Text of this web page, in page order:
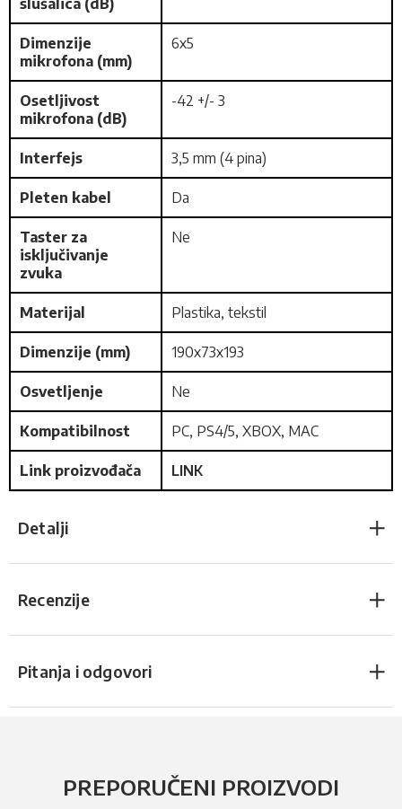
Dimenzije
mikrofona (mm)
6x5
Osetljivost
mikrofona (dB)
-42 +/- 3
Interfejs 3,5 mm (4 pina)
Pleten kabel Da
Taster za
isključivanje
zvuka
Ne
Materijal Plastika, tekstil
Dimenzije (mm) 190x73x193
Osvetljenje Ne
Kompatibilnost PC, PS4/5, XBOX, MAC
Link proizvođača LINK
Detalji
Recenzije
Pitanja i odgovori
PREPORUČENI PROIZVODI